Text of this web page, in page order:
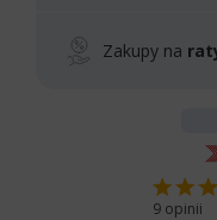
Zakupy na
9 opinii